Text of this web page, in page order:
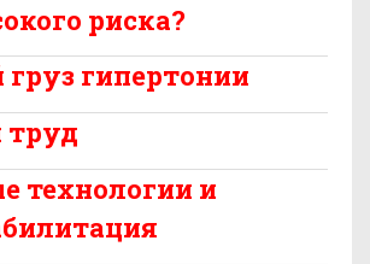
риска?
гипертонии
технологии и